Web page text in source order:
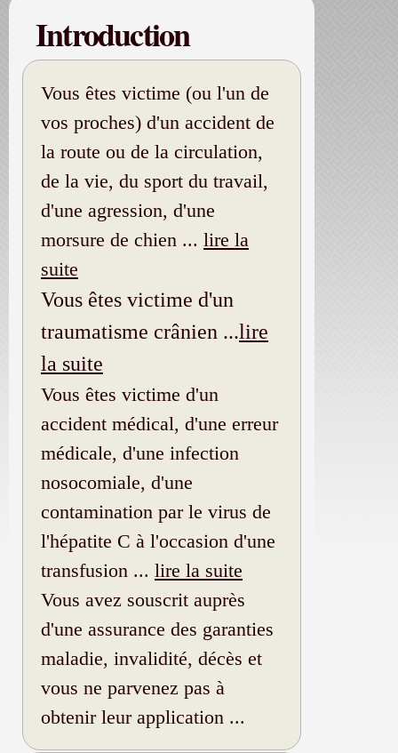
Introduction
Vous êtes victime (ou l'un de
vos proches) d'un accident de
la route ou de la circulation,
de la vie, du sport du travail,
d'une agression, d'une
morsure de chien ... lire la
suite
Vous êtes victime d'un
traumatisme crânien ...lire
la suite
Vous êtes victime d'un
accident médical, d'une erreur
médicale, d'une infection
nosocomiale, d'une
contamination par le virus de
l'hépatite C à l'occasion d'une
transfusion ... lire la suite
Vous avez souscrit auprès
d'une assurance des garanties
maladie, invalidité, décès et
vous ne parvenez pas à
obtenir leur application ...